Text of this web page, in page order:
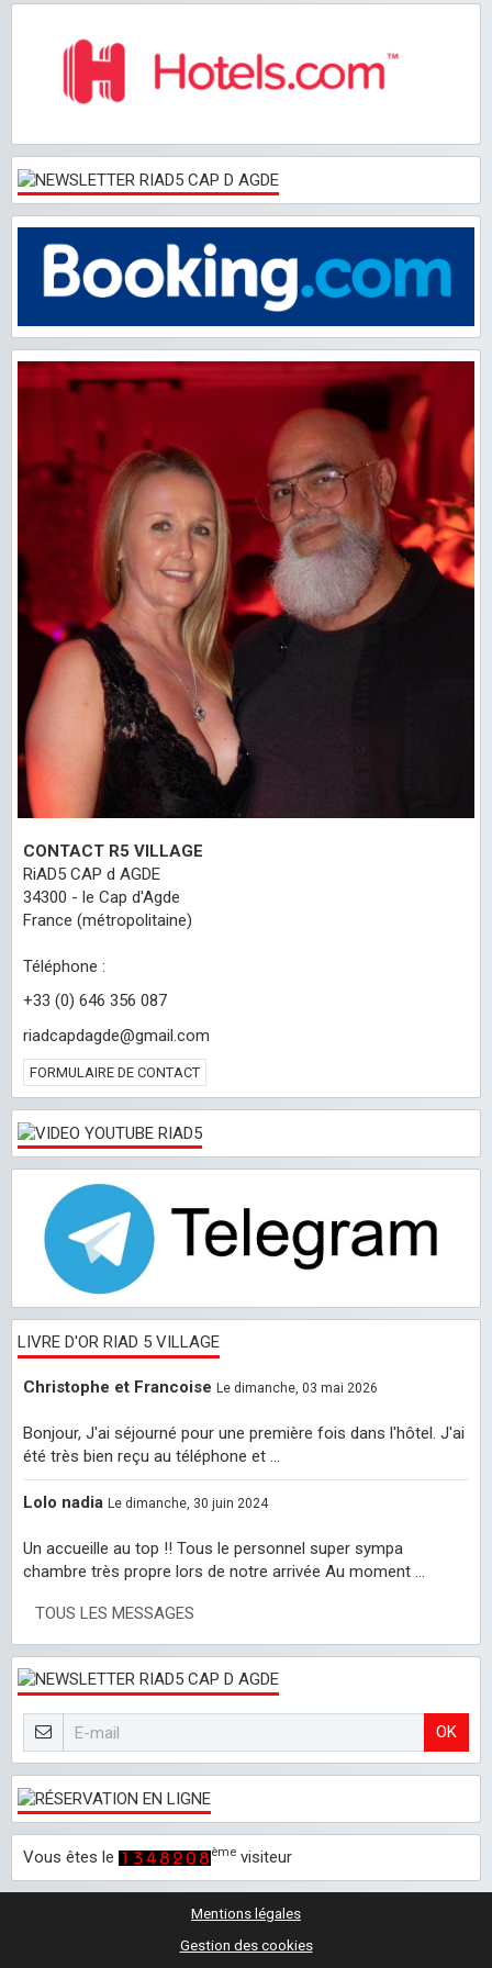
CONTACT R5 VILLAGE
RiAD5 CAP d AGDE
34300 - le Cap d'Agde
France (métropolitaine)
Téléphone :
+33 (0) 646 356 087
riadcapdagde@gmail.com
FORMULAIRE DE CONTACT
LIVRE D'OR RIAD 5 VILLAGE
Christophe et Francoise Le dimanche, 03 mai 2026
Bonjour, J'ai séjourné pour une première fois dans l'hôtel. J'ai
été très bien reçu au téléphone et ...
Lolo nadia Le dimanche, 30 juin 2024
Un accueille au top !! Tous le personnel super sympa
chambre très propre lors de notre arrivée Au moment ...
TOUS LES MESSAGES
OK
Vous êtes le ème visiteur
Mentions légales
Gestion des cookies